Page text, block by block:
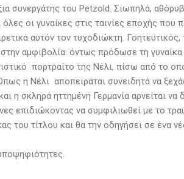
συνεργάτης του Petzold. Σιωπηλά,
οι γυναίκες στις ταινίες εποχής που
αυτόν τον τυχοδιώκτη. Γοητευτικός,
αμφιβολία: όντως πρόδωσε τη γυναίκα
πορτραίτο της Νέλι, πίσω από το
η Νέλι αποπειράται συνειδητά να
η σκληρά ηττημένη Γερμανία αρνείται να
επιδιώκοντας να συμφιλιωθεί με το
του τίτλου και θα την οδηγήσει σε ένα